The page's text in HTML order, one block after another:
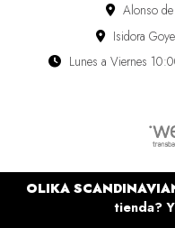
Alonso
Isidora
Lunes a Viernes
OLIKA
tienda?